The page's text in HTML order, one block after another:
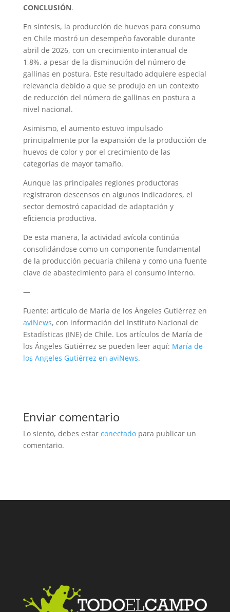
CONCLUSIÓN.
En síntesis, la producción de huevos para consumo
en Chile mostró un desempeño favorable durante
abril de 2026, con un crecimiento interanual de
1,8%, a pesar de la disminución del número de
gallinas en postura. Este resultado adquiere especial
relevancia debido a que se produjo en un contexto
de reducción del número de gallinas en postura a
nivel nacional.
Asimismo, el aumento estuvo impulsado
principalmente por la expansión de la producción de
huevos de color y por el crecimiento de las
categorías de mayor tamaño.
Aunque las principales regiones productoras
registraron descensos en algunos indicadores, el
sector demostró capacidad de adaptación y
eficiencia productiva.
De esta manera, la actividad avícola continúa
consolidándose como un componente fundamental
de la producción pecuaria chilena y como una fuente
clave de abastecimiento para el consumo interno.
—
Fuente: artículo de María de los Ángeles Gutiérrez en
aviNews, con información del Instituto Nacional de
Estadísticas (INE) de Chile. Los artículos de María de
los Ángeles Gutiérrez se pueden leer aquí: María de
los Angeles Gutiérrez en aviNews.
Enviar comentario
Lo siento, debes estar conectadopara publicar un
comentario.
Facebook